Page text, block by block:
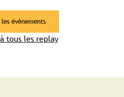
les évènements
tous les replay